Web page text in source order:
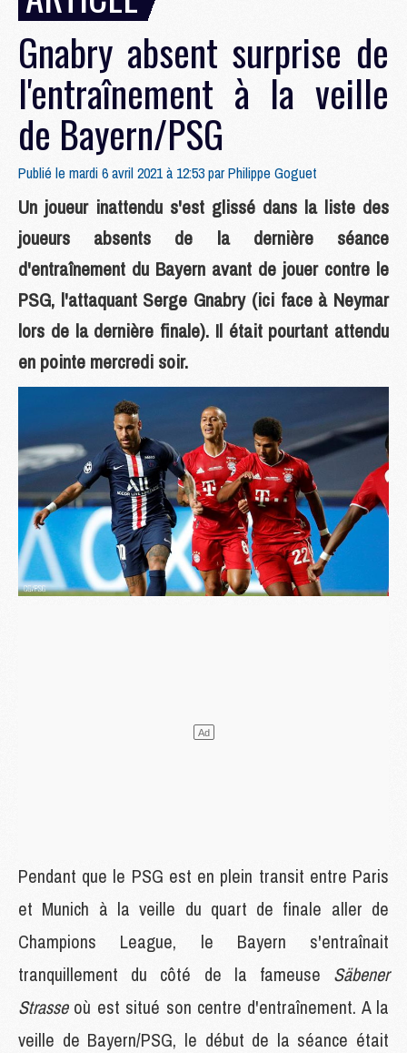
Gnabry absent surprise de
l'entraînement à la veille
de Bayern/PSG
Publié le mardi 6 avril 2021 à 12:53 parPhilippe Goguet
Un joueur inattendu s'est glissé dans la liste des
joueurs absents de la dernière séance
d'entraînement du Bayern avant de jouer contre le
PSG, l'attaquant Serge Gnabry (ici face à Neymar
lors de la dernière finale). Il était pourtant attendu
en pointe mercredi soir.
Pendant que le PSG est en plein transit entre Paris
et Munich à la veille du quart de finale aller de
Champions League, le Bayern s'entraînait
tranquillement du côté de la fameuse Säbener
Strasseoù est situé son centre d'entraînement. A la
veille de Bayern/PSG, le début de la séance était